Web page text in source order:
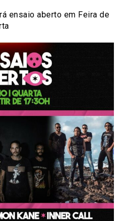
ensaio aberto em Feira de